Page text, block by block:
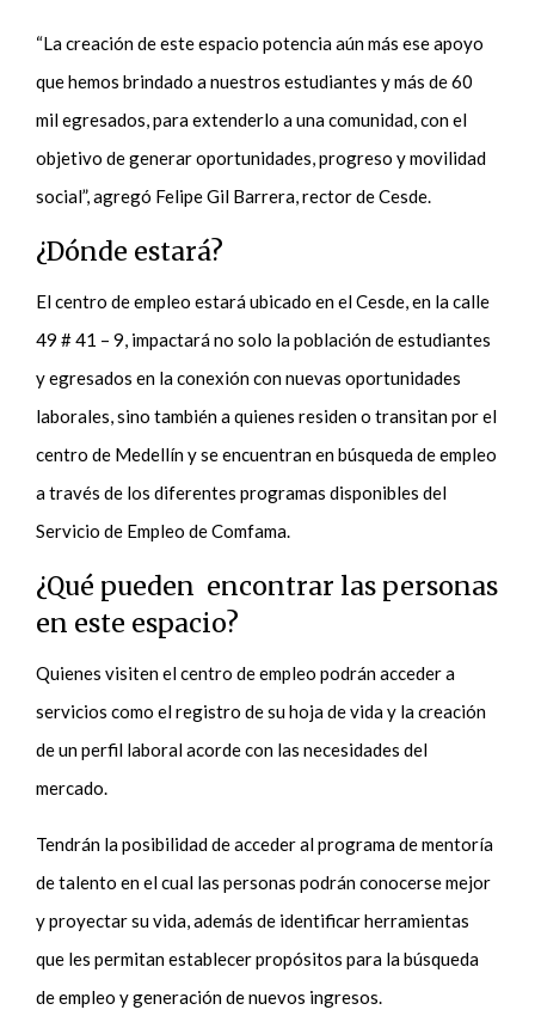
“La creación de este espacio potencia aún más ese apoyo
que hemos brindado a nuestros estudiantes y más de 60
mil egresados, para extenderlo a una comunidad, con el
objetivo de generar oportunidades, progreso y movilidad
social”, agregó Felipe Gil Barrera, rector de Cesde.
¿Dónde estará?
El centro de empleo estará ubicado en el Cesde, en la calle
49 # 41 – 9, impactará no solo la población de estudiantes
y egresados en la conexión con nuevas oportunidades
laborales, sino también a quienes residen o transitan por el
centro de Medellín y se encuentran en búsqueda de empleo
a través de los diferentes programas disponibles del
Servicio de Empleo de Comfama.
¿Qué pueden encontrar las personas
en este espacio?
Quienes visiten el centro de empleo podrán acceder a
servicios como el registro de su hoja de vida y la creación
de un perfil laboral acorde con las necesidades del
mercado.
Tendrán la posibilidad de acceder al programa de mentoría
de talento en el cual las personas podrán conocerse mejor
y proyectar su vida, además de identificar herramientas
que les permitan establecer propósitos para la búsqueda
de empleo y generación de nuevos ingresos.